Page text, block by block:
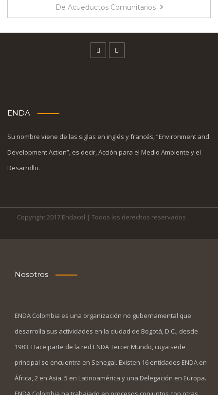
De Acueductos Comunitarios
ENDA
Su nombre viene de las siglas en inglés y francés, “Environment and
Development Action”, es decir, Acción para el Medio Ambiente y el
Desarrollo.
Copyright 2017 Endacol | Todos los derechos reservados
Nosotros
ENDA Colombia es una organización no gubernamental que
desarrolla sus actividades en la ciudad de Bogotá, D.C., desde
1983. Hace parte de la red ENDA Tercer Mundo, cuya sede
principal se encuentra en Senegal. Existen 16 entidades ENDA en
África, 2 en Asia, 5 en Latinoamérica y una Delegación en Europa.